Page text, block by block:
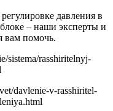
давления в
– наши эксперты и
вам помочь.
sistema/rasshiritelnyj-
davlenie-v-rasshiritel-